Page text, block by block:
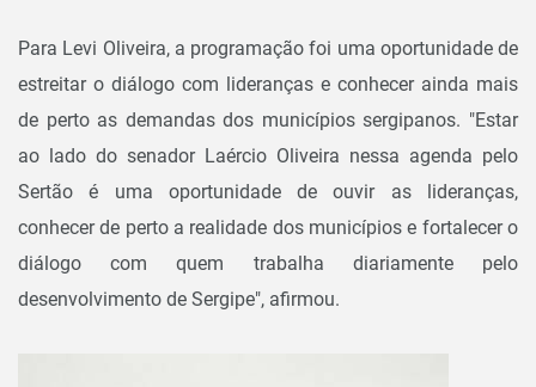
Para Levi Oliveira, a programação foi uma oportunidade de
estreitar o diálogo com lideranças e conhecer ainda mais
de perto as demandas dos municípios sergipanos. "Estar
ao lado do senador Laércio Oliveira nessa agenda pelo
Sertão é uma oportunidade de ouvir as lideranças,
conhecer de perto a realidade dos municípios e fortalecer o
diálogo com quem trabalha diariamente pelo
desenvolvimento de Sergipe", afirmou.